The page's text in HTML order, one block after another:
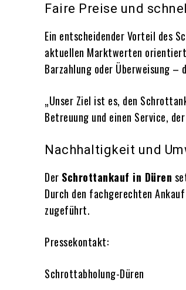
Faire Preise und
Ein entscheidender Vorteil des
aktuellen Marktwerten orientiert
Barzahlung oder Überweisung –
„Unser Ziel ist es, den
Betreuung und einen Service,
Nachhaltigkeit und
Der Schrottankauf in Düren
Durch den fachgerechten
zugeführt.
Pressekontakt:
Schrottabholung-Düren